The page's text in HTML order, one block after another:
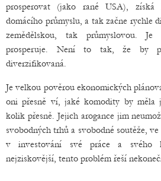
prosperovat (jako rané USA),
domácího průmyslu, a tak začne rychle
zemědělskou, tak průmyslovou. Je
prosperuje. Není to tak, že by
diverzifikovaná.
Je velkou pověrou ekonomických
oni přesně ví, jaké komodity by měla
kolik přesně. Jejich arogance jim
svobodných trhů a svobodné soutěže,
v investování své práce a svého
nejziskovější, tento problém řeší